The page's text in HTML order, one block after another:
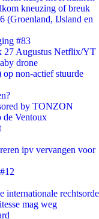
kneuzing of breuk
(Groenland, IJsland en
#83
Augustus Netflix/YT
drone
non-actief stuurde
by TONZON
de Ventoux
ipv vervangen voor
internationale rechtsorde
mag weg